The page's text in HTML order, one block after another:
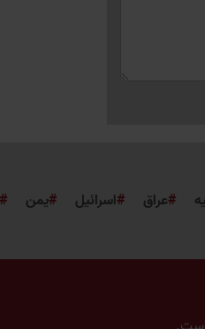
عراق اسرائیل یمن